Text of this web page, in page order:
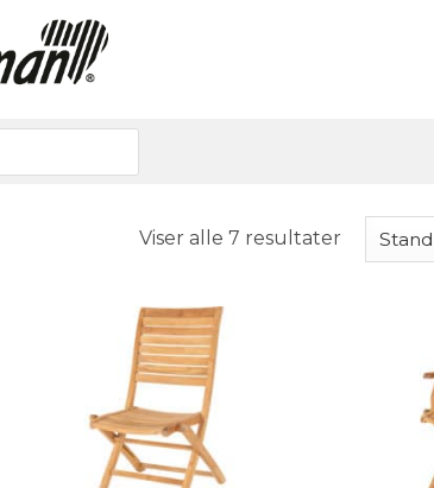
Viser alle 7 resultater